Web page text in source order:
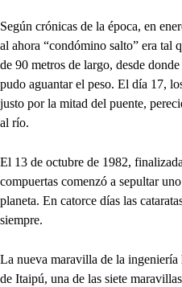
Según crónicas de la época, en
al ahora “condómino salto” era tal
de 90 metros de largo, desde
pudo aguantar el peso. El día 17,
justo por la mitad del puente,
al río.
El 13 de octubre de 1982,
compuertas comenzó a sepultar
planeta. En catorce días las
siempre.
La nueva maravilla de la
de Itaipú, una de las siete